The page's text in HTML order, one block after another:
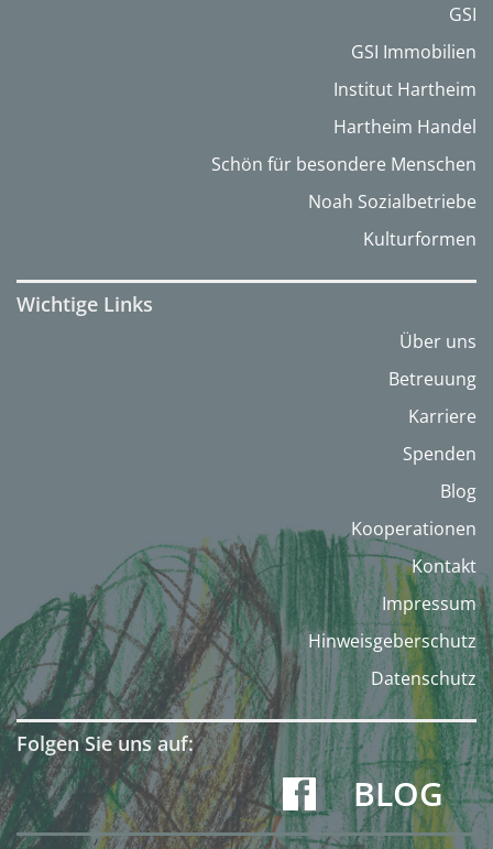
GSI
GSI Immobilien
Institut Hartheim
Hartheim Handel
Schön für besondere Menschen
Noah Sozialbetriebe
Kulturformen
Wichtige Links
Über uns
Betreuung
Karriere
Spenden
Blog
Kooperationen
Kontakt
Impressum
Hinweisgeberschutz
Datenschutz
Folgen Sie uns auf:
BLOG